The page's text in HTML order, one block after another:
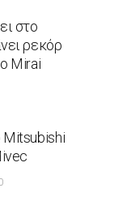
στο
ρεκόρ
Mirai
Mitsubishi